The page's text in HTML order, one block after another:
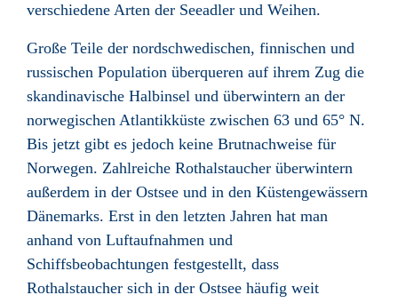
verschiedene Arten der Seeadler und Weihen.
Große Teile der nordschwedischen, finnischen und
russischen Population überqueren auf ihrem Zug die
skandinavische Halbinsel und überwintern an der
norwegischen Atlantikküste zwischen 63 und 65° N.
Bis jetzt gibt es jedoch keine Brutnachweise für
Norwegen. Zahlreiche Rothalstaucher überwintern
außerdem in der Ostsee und in den Küstengewässern
Dänemarks. Erst in den letzten Jahren hat man
anhand von Luftaufnahmen und
Schiffsbeobachtungen festgestellt, dass
Rothalstaucher sich in der Ostsee häufig weit